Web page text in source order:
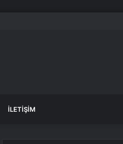
İLETIŞIM